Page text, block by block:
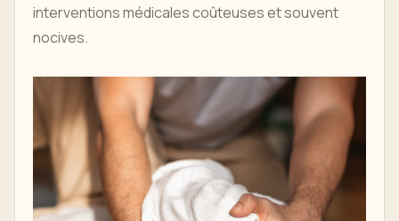
interventions médicales coûteuses et souvent
nocives.